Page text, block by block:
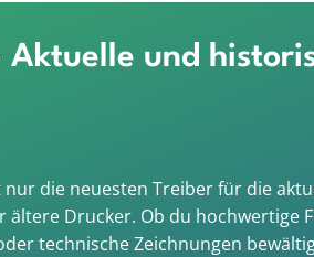
Aktuelle und
die neuesten Treiber für die
Drucker. Ob du
technische Zeichnungen